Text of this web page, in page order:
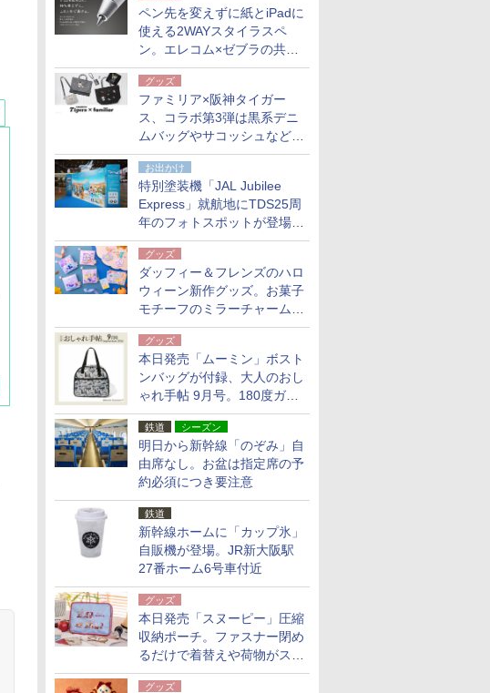
ペン先を変えずに紙とiPadに
使える2WAYスタイラスペ
ン。エレコム×ゼブラの共同
開発
グッズ
ファミリア×阪神タイガー
ス、コラボ第3弾は黒系デニ
ムバッグやサコッシュなど6
点。8月21日オンラインスト
アで発売
お出かけ
特別塗装機「JAL Jubilee
Express」就航地にTDS25周
年のフォトスポットが登場。
10月末まで青森空港に
グッズ
ダッフィー＆フレンズのハロ
ウィーン新作グッズ。お菓子
モチーフのミラーチャーム/
デザインポーチほか
グッズ
本日発売「ムーミン」ボスト
ンバッグが付録、大人のおし
ゃれ手帖 9月号。180度ガバ
ッと開いて大容量
鉄道 シーズン
明日から新幹線「のぞみ」自
由席なし。お盆は指定席の予
約必須につき要注意
鉄道
新幹線ホームに「カップ氷」
自販機が登場。JR新大阪駅
27番ホーム6号車付近
グッズ
本日発売「スヌーピー」圧縮
収納ポーチ。ファスナー閉め
るだけで着替えや荷物がスリ
ムにまとまる
グッズ